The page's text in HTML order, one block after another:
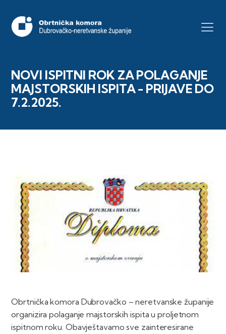
NOVI ISPITNI ROK ZA POLAGANJE
MAJSTORSKIH ISPITA - PRIJAVE DO
7.2.2025.
Obrtnička komora Dubrovačko – neretvanske županije
organizira polaganje majstorskih ispita u proljetnom
ispitnom roku. Obavještavamo sve zainteresirane